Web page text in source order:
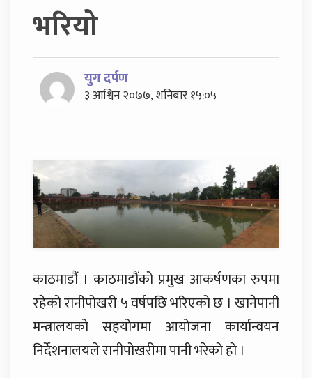
भरियो
युग दर्पण
३ आश्विन २०७७, शनिबार १५:०५
काठमाडौं । काठमाडौंको प्रमुख आकर्षणका रुपमा
रहेको रानीपोखरी ५ वर्षपछि भरिएको छ । खानेपानी
मन्त्रालयको सहयोगमा आयोजना कार्यान्वयन
निर्देशनालयले रानीपोखरीमा पानी भरेको हो ।